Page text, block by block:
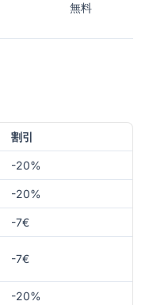
無料
割引
-20%
-20%
-7€
-7€
-20%